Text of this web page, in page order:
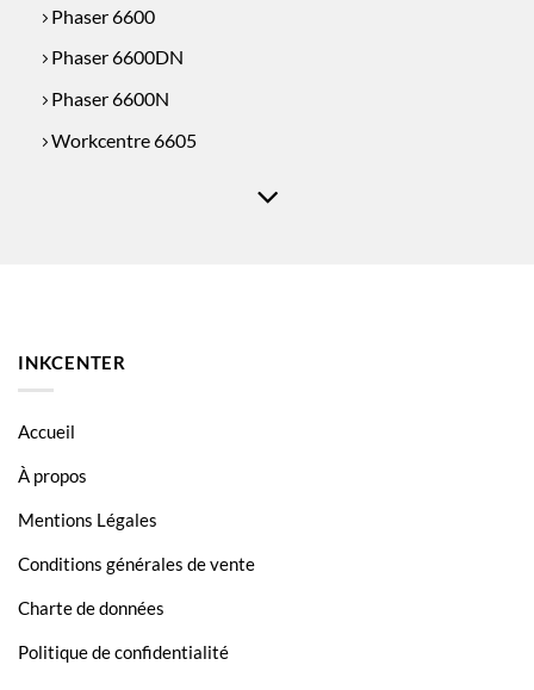
Phaser 6600
Phaser 6600DN
Phaser 6600N
Workcentre 6605
INKCENTER
Accueil
À propos
Mentions Légales
Conditions générales de vente
Charte de données
Politique de confidentialité